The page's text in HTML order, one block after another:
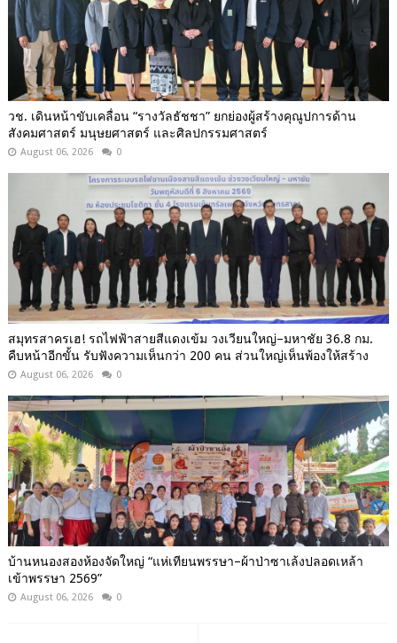
วช. เดินหน้าขับเคลื่อน “รางวัลธัชชา” ยกย่องผู้สร้างคุณูปการด้าน
สังคมศาสตร์ มนุษยศาสตร์ และศิลปกรรมศาสตร์
August 06, 2026 0
สมุทรสาครเฮ! รถไฟฟ้าสายสีแดงเข้ม วงเวียนใหญ่–มหาชัย 36.8 กม.
คืบหน้าอีกขั้น รับฟังความเห็นกว่า 200 คน ส่วนใหญ่เห็นพ้องให้สร้าง
August 06, 2026 0
บ้านหนองสองห้องจัดใหญ่ “แห่เทียนพรรษา–ผ้าป่าซาเล้งปลอดเหล้า
เข้าพรรษา 2569”
August 06, 2026 0